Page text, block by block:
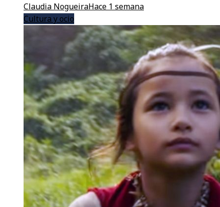
Claudia NogueiraHace 1 semana
Cultura y ocio